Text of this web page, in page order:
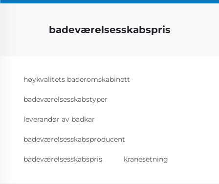
badeværelsesskabspris
høykvalitets baderomskabinett
badeværelsesskabstyper
leverandør av badkar
badeværelsesskabsproducent
badeværelsesskabspris kranesetning